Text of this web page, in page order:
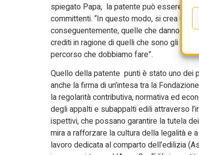
spiegato Papa, la patente può essere ora
committenti. “In questo modo, si crea un
conseguentemente, quelle che danno più
crediti in ragione di quelli che sono gli
percorso che dobbiamo fare”.
Quello della patente punti è stato uno dei
anche la firma di un’intesa tra la
la regolarità contributiva, normativa ed
degli appalti e subappalti edili attraverso
ispettivi, che possano garantire la tutela
mira a rafforzare la cultura della legalità e
lavoro dedicata al comparto dell’edilizia